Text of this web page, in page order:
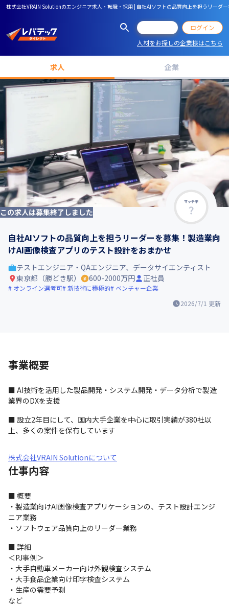
株式会社VRAIN Solutionのエンジニア求人・転職・採用 | 自社AIソフトの品質向上を担うリーダ
ログイン
人材をお探しの企業様はこちら
求人 企業
マッチ率
この求人は募集終了しました
自社AIソフトの品質向上を担うリーダーを募集！製造業向
けAI画像検査アプリのテスト設計をおまかせ
2026/7/1 更新
テストエンジニア・QAエンジニア、データサイエンティスト
東京都（勝どき駅）
600-2000万円 正社員
オンライン選考可 新技術に積極的 ベンチャー企業
事業概要
■ AI技術を活用した製品開発・システム開発・データ分析で製造
業界のDXを支援
■ 設立2年目にして、国内大手企業を中心に取引実績が380社以
上、多くの案件を保有しています
株式会社VRAIN Solutionについて
仕事内容
■ 概要
・製造業向けAI画像検査アプリケーションの、テスト設計エンジ
ニア業務
・ソフトウェア品質向上のリーダー業務
■ 詳細
＜PJ事例＞
・大手自動車メーカー向け外観検査システム
・大手食品企業向け印字検査システム
・生産の需要予測
など